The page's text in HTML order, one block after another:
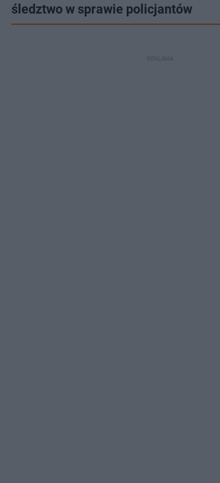
śledztwo w sprawie policjantów